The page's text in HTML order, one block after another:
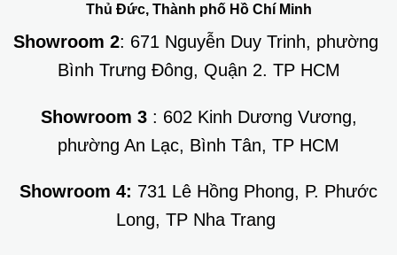
Thủ Đức, Thành phố Hồ Chí Minh
Showroom 2: 671 Nguyễn Duy Trinh, phường
Bình Trưng Đông, Quận 2. TP HCM
Showroom 3: 602 Kinh Dương Vương,
phường An Lạc, Bình Tân, TP HCM
Showroom 4: 731 Lê Hồng Phong, P. Phước
Long, TP Nha Trang